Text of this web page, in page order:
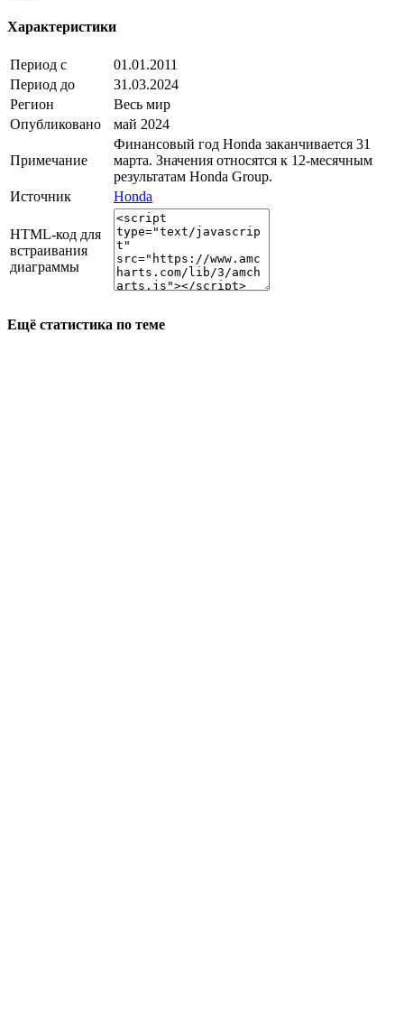
Характеристики
Период с
01.01.2011
Период до
31.03.2024
Регион
Весь мир
Опубликовано
май 2024
Примечание
Финансовый год Honda заканчивается 31
марта. Значения относятся к 12-месячным
результатам Honda Group.
Источник
Honda
HTML-код для
встраивания
диаграммы
Ещё статистика по теме